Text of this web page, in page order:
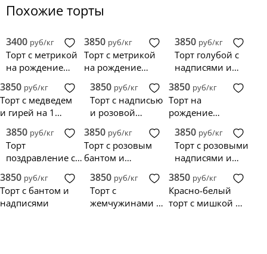
Похожие торты
3400 руб/кг
Торт с метрикой
на рождение
3850 руб/кг
Торт с метрикой
на рождение
3850 руб/кг
Торт голубой с
надписями и
3850 руб/кг
Торт с медведем
и гирей на 1
3850 руб/кг
Торт с надписью
и розовой
3850 руб/кг
Торт на
рождение
именем и датой
3850 руб/кг
Торт
поздравление с
мальчика
3850 руб/кг
Торт с розовым
бантом и
3850 руб/кг
Торт с розовыми
надписями и
3850 руб/кг
Торт с бантом и
надписями
3850 руб/кг
Торт с
жемчужинами и
3850 руб/кг
Красно-белый
торт с мишкой и